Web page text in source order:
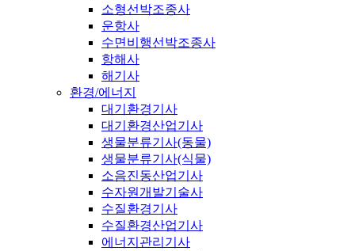
소형선박조종사
운항사
수면비행선박조종사
항해사
해기사
환경/에너지
대기환경기사
대기환경산업기사
생물분류기사(동물)
생물분류기사(식물)
소음진동산업기사
수자원개발기술사
수질환경기사
수질환경산업기사
에너지관리기사